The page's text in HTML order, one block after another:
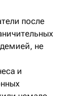
после
не
и